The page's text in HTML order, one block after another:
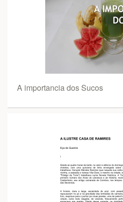
A importancia dos Sucos